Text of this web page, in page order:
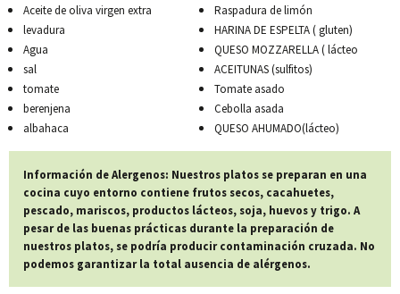
Aceite de oliva virgen extra
levadura
Agua
sal
tomate
berenjena
albahaca
Raspadura de limón
HARINA DE ESPELTA ( gluten)
QUESO MOZZARELLA ( lácteo
ACEITUNAS (sulfitos)
Tomate asado
Cebolla asada
QUESO AHUMADO(lácteo)
Información de Alergenos: Nuestros platos se preparan en una
cocina cuyo entorno contiene frutos secos, cacahuetes,
pescado, mariscos, productos lácteos, soja, huevos y trigo. A
pesar de las buenas prácticas durante la preparación de
nuestros platos, se podría producir contaminación cruzada. No
podemos garantizar la total ausencia de alérgenos.